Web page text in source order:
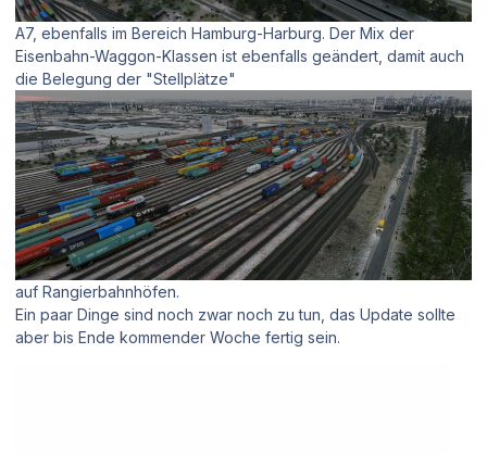
A7, ebenfalls im Bereich Hamburg-Harburg. Der Mix der
Eisenbahn-Waggon-Klassen ist ebenfalls geändert, damit auch
die Belegung der "Stellplätze"
auf Rangierbahnhöfen.
Ein paar Dinge sind noch zwar noch zu tun, das Update sollte
aber bis Ende kommender Woche fertig sein.